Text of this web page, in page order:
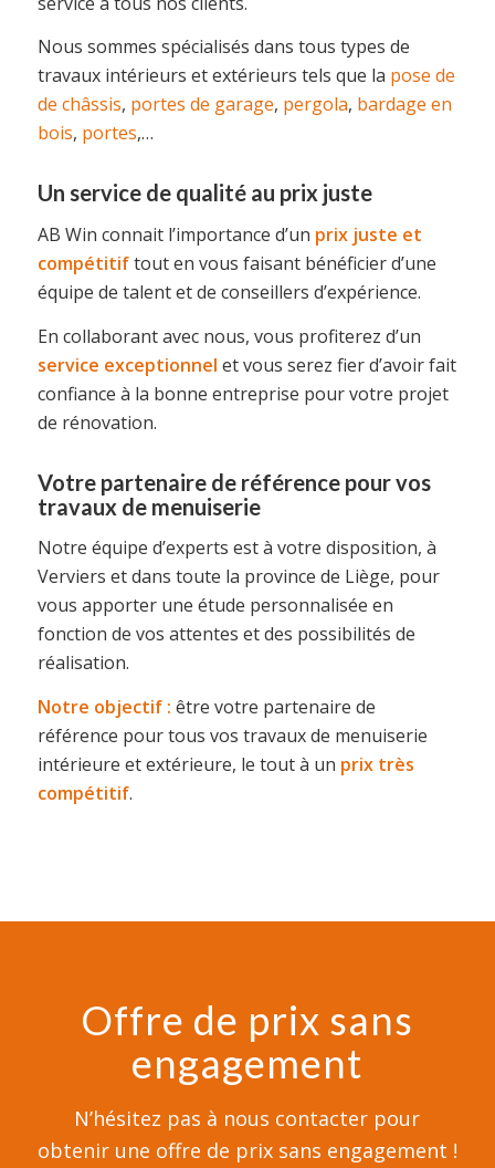
Nous sommes spécialisés dans tous types de
travaux intérieurs et extérieurs tels que la pose de
de châssis, portes de garage, pergola, bardage en
bois, portes,…
Un service de qualité au prix juste
AB Win connait l’importance d’un prix juste et
compétitiftout en vous faisant bénéficier d’une
équipe de talent et de conseillers d’expérience.
En collaborant avec nous, vous profiterez d’un
service exceptionnel et vous serez fier d’avoir fait
confiance à la bonne entreprise pour votre projet
de rénovation.
Votre partenaire de référence pour vos
travaux de menuiserie
Notre équipe d’experts est à votre disposition, à
Verviers et dans toute la province de Liège, pour
vous apporter une étude personnalisée en
fonction de vos attentes et des possibilités de
réalisation.
Notre objectif : être votre partenaire de
référence pour tous vos travaux de menuiserie
intérieure et extérieure, le tout à un prix très
compétitif.
Offre de prix sans
engagement
N’hésitez pas à nous contacter pour
obtenir une offre de prix sans engagement !